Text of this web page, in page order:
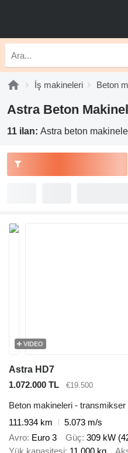
İş makineleri Beton
Astra Beton
11 ilan: Astra beton
VIDEO
Astra HD7
1.072.000 TL
€19.500
Beton makineleri - transmikser
111.934 km
5.073 m/s
Avro Euro 3 Güç 309 kW
Yük kapasitesi 11.000 kg